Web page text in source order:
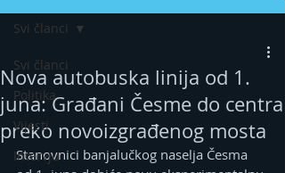
Svi članci
Politika
Vijesti
Intervju
Svi članci
Nova autobuska linija od 1.
juna: Građani Česme do centra
preko novoizgrađenog mosta
Stanovnici banjalučkog naselja Česma